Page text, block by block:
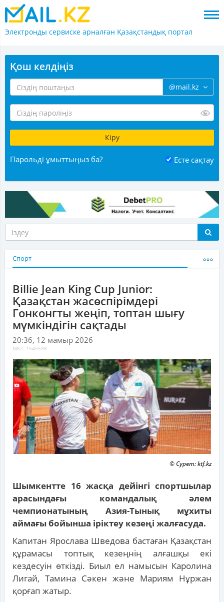
Электронды сервиске арналған Қазақстандық портал
Қош келдіңіз
@mail.kz
Парольді ұмыттыңыз ба? Есте сақтау
Спорт
Billie Jean King Cup Junior:
Қазақстан жасөспірімдері
Гонконгты жеңіп, топтан шығу
мүмкіндігін сақтады
20:36, 12 мамыр 2026
MKZ: 1545598
© Сурет: ktf.kz
Шымкентте 16 жасқа дейінгі спортшылар
арасындағы командалық әлем
чемпионатының Азия-Тынық мұхиты
аймағы бойынша іріктеу кезеңі жалғасуда.
Капитан Ярослава Шведова бастаған Қазақстан
құрамасы топтық кезеңнің алғашқы екі
кездесуін өткізді. Биыл ел намысын Каролина
Лигай, Тамина Сәкен және Мариям Нұржан
қорғап жатыр.